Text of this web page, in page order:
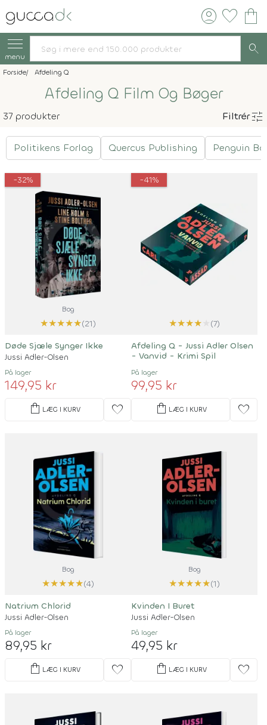
account_circle favorite shopping_bag
menu search
Forside Afdeling Q
Afdeling Q Film Og Bøger
37 produkter Filtrértune
Politikens Forlag Quercus Publishing Penguin
-32%
Bog
★★★★★(21)
Døde Sjæle Synger Ikke
Jussi Adler-Olsen
På lager
149,95 kr
shopping_bag LÆG I KURV favorite
-41%
★★★★
(7)
Afdeling Q - Jussi Adler Olsen
- Vanvid - Krimi Spil
På lager
99,95 kr
shopping_bag LÆG I KURV favorite
Bog
★★★★★(4)
Natrium Chlorid
Jussi Adler-Olsen
På lager
89,95 kr
shopping_bag LÆG I KURV favorite
Bog
★★★★★(1)
Kvinden I Buret
Jussi Adler-Olsen
På lager
49,95 kr
shopping_bag LÆG I KURV favorite